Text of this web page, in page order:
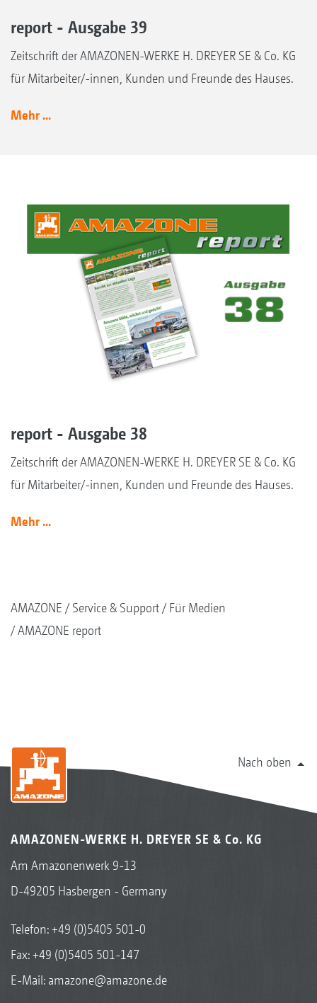
report - Ausgabe 39
Zeitschrift der AMAZONEN-WERKE H. DREYER SE & Co. KG
für Mitarbeiter/-innen, Kunden und Freunde des Hauses.
Mehr ...
report - Ausgabe 38
Zeitschrift der AMAZONEN-WERKE H. DREYER SE & Co. KG
für Mitarbeiter/-innen, Kunden und Freunde des Hauses.
Mehr ...
AMAZONE Service & Support
Für Medien
AMAZONE report
Nach oben
AMAZONEN-WERKE H. DREYER SE & Co. KG
Am Amazonenwerk 9-13
D-49205 Hasbergen - Germany
Telefon:+49 (0)5405 501-0
Fax: +49 (0)5405 501-147
E-Mail: amazone@amazone.de